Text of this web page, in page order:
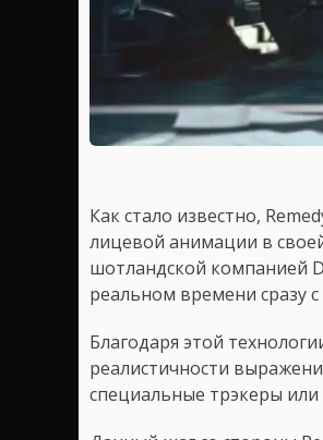
Как стало известно,
лицевой анимации в
шотландской компанией
реальном времени сразу с
Благодаря этой
реалистичности
специальные трэкеры